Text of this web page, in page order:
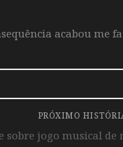
acabou me
PRÓXIMO
sobre jogo musical